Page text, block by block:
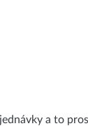
a to